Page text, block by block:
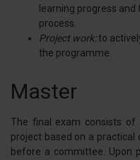
learning progress
process.
Project work:to
the programme.
Master
The final exam consists
project based on a practical
before a committee. Upon